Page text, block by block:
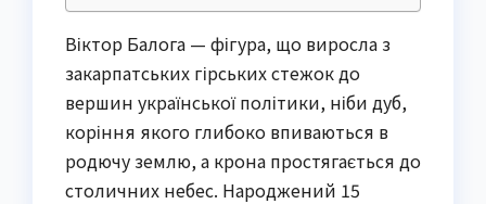
Віктор Балога — фігура, що виросла з
закарпатських гірських стежок до
вершин української політики, ніби дуб,
коріння якого глибоко впиваються в
родючу землю, а крона простягається до
столичних небес. Народжений 15